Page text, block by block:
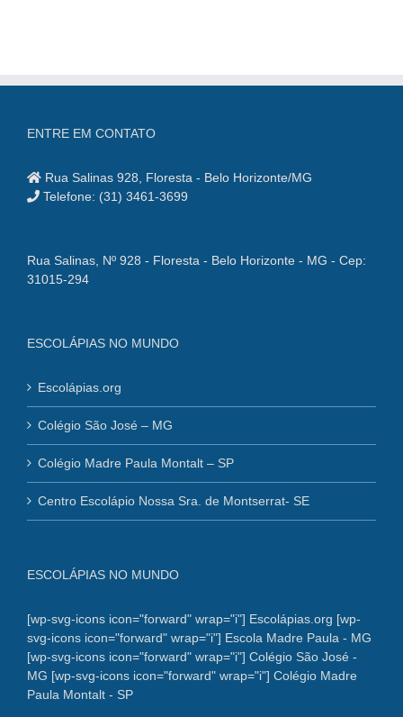
ENTRE EM CONTATO
Rua Salinas 928, Floresta - Belo Horizonte/MG
Telefone: (31) 3461-3699
Rua Salinas, Nº 928 - Floresta - Belo Horizonte - MG - Cep:
31015-294
ESCOLÁPIAS NO MUNDO
Escolápias.org
Colégio São José – MG
Colégio Madre Paula Montalt – SP
Centro Escolápio Nossa Sra. de Montserrat- SE
ESCOLÁPIAS NO MUNDO
[wp-svg-icons icon="forward" wrap="i"] Escolápias.org [wp-
svg-icons icon="forward" wrap="i"] Escola Madre Paula - MG
[wp-svg-icons icon="forward" wrap="i"] Colégio São José -
MG [wp-svg-icons icon="forward" wrap="i"] Colégio Madre
Paula Montalt - SP